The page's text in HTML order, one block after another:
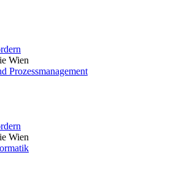
Wien
Prozessmanagement
Wien